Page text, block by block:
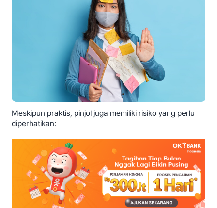
Meskipun praktis, pinjol juga memiliki risiko yang perlu
diperhatikan: